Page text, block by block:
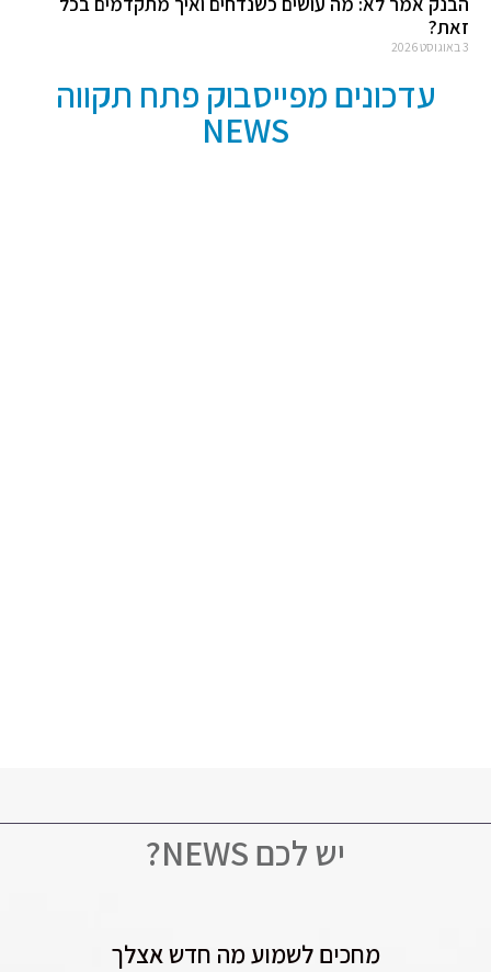
זאת?
3 באוגוסט 2026
עדכונים מפייסבוק פתח תקווה
NEWS
יש לכם NEWS?
מחכים לשמוע מה חדש אצלך